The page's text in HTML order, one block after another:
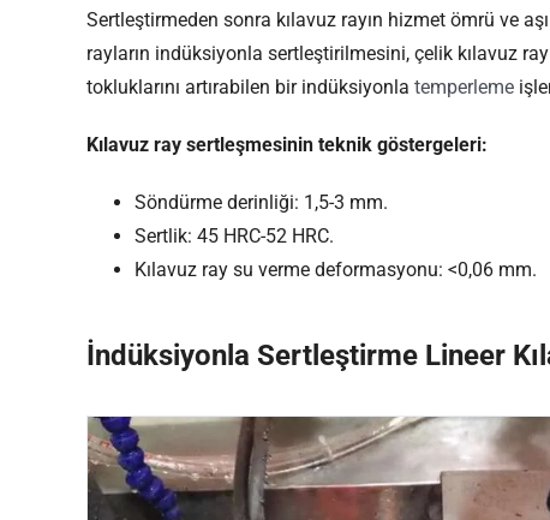
Sertleştirmeden sonra kılavuz rayın hizmet ömrü ve
rayların indüksiyonla sertleştirilmesini, çelik kılavuz
tokluklarını artırabilen bir indüksiyonla temperleme
Kılavuz ray sertleşmesinin teknik göstergeleri:
Söndürme derinliği: 1,5-3 mm.
Sertlik: 45 HRC-52 HRC.
Kılavuz ray su verme deformasyonu: <0,06 mm.
İndüksiyonla Sertleştirme Lineer